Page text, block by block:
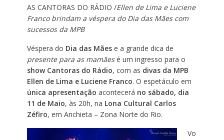
AS CANTORAS DO RÁDIO /Ellen de Lima e Luciene
Franco brindam a véspera do Dia das Mães com
sucessos da MPB
Véspera do Dia das Mãese a grande dica de
presente para as mamãesé um ingresso para o
show Cantoras do Rádio, com as divas da MPB
Ellen de Lima e Luciene Franco. O espetáculo em
única apresentação acontecerá no sábado, dia
11 de Maio, às 20h, na Lona Cultural Carlos
Zéfiro, em Anchieta – Zona Norte do Rio.
Vo